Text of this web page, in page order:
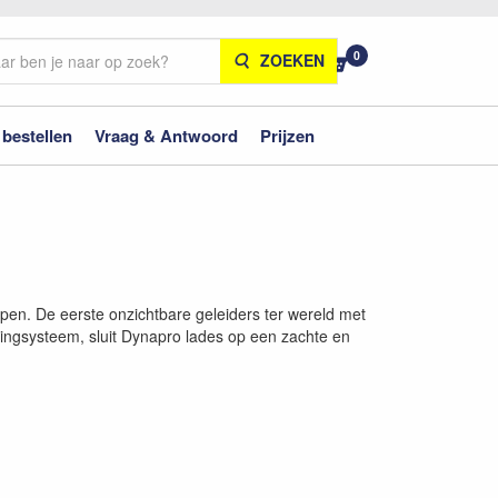
ZOEKEN 0
Vraag & Antwoord Prijzen
De eerste onzichtbare geleiders ter wereld met
sluit Dynapro lades op een zachte en